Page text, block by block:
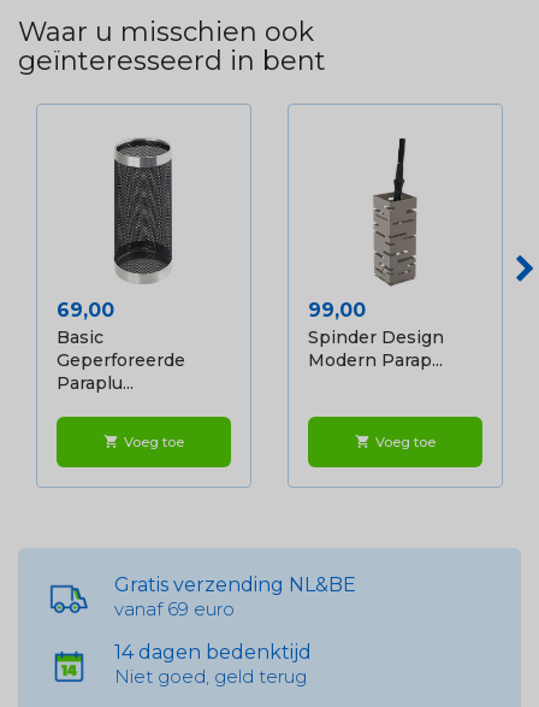
Waar u misschien ook
geïnteresseerd in bent
Prijs
69,00
Basic
Geperforeerde
Paraplu...
shopping_cart Voeg toe
Prijs
99,00
Spinder Design
Modern Parap...
shopping_cart Voeg toe
Gratis verzending NL&BE
vanaf 69 euro
14 dagen bedenktijd
Niet goed, geld terug